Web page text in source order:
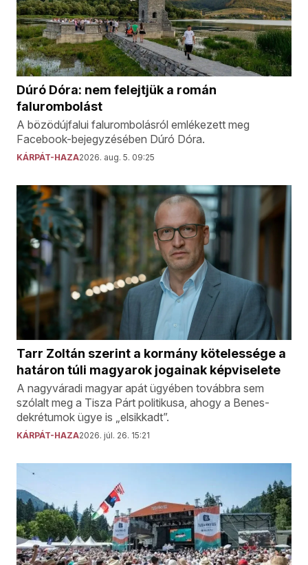
Dúró Dóra: nem felejtjük a román
falurombolást
A bözödújfalui falurombolásról emlékezett meg
Facebook-bejegyzésében Dúró Dóra.
KÁRPÁT-HAZA2026. aug. 5. 09:25
Tarr Zoltán szerint a kormány kötelessége a
határon túli magyarok jogainak képviselete
A nagyváradi magyar apát ügyében továbbra sem
szólalt meg a Tisza Párt politikusa, ahogy a Benes-
dekrétumok ügye is „elsikkadt”.
KÁRPÁT-HAZA2026. júl. 26. 15:21